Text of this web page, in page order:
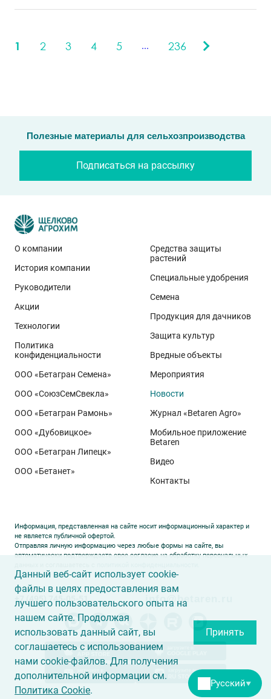
1 2 3 4 5 ... 236
Полезные материалы для сельхозпроизводства
Подписаться на рассылку
О компании
История компании
Руководители
Акции
Технологии
Политика
конфиденциальности
ООО «Бетагран Семена»
ООО «СоюзСемСвекла»
ООО «Бетагран Рамонь»
ООО «Дубовицкое»
ООО «Бетагран Липецк»
ООО «Бетанет»
Средства защиты
растений
Специальные удобрения
Семена
Продукция для дачников
Защита культур
Вредные объекты
Мероприятия
Новости
Журнал «Betaren Agro»
Мобильное приложение
Betaren
Видео
Контакты
Информация, представленная на сайте носит информационный характер и
не является публичной офертой.
Отправляя личную информацию через любые формы на сайте, вы
автоматически подтверждаете свое согласие на обработку персональных
info@betaren.ru
Русский▼
Данный веб-сайт использует cookie-
файлы в целях предоставления вам
лучшего пользовательского опыта на
нашем сайте. Продолжая
использовать данный сайт, вы
соглашаетесь с использованием
нами cookie-файлов. Для получения
дополнительной информации см.
Политика Cookie.
Принять